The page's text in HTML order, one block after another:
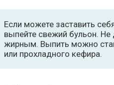
Если можете заставить
выпейте свежий бульон.
жирным. Выпить можно
или прохладного кефира.